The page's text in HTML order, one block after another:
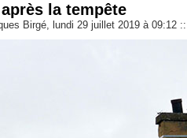
la tempête
Birgé, lundi 29 juillet 2019 à 09:12 ::